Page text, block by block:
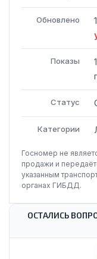
Обновлено
Показы
Статус
Категории
Госномер не
продажи и
указанным
органах ГИБДД.
ОСТАЛИСЬ